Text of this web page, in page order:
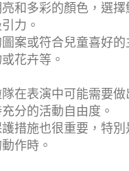
和多彩的顏色，選
力。
案或符合兒童喜好的
花卉等。
在表演中可能需要做
分的活動自由度。
措施也很重要，特別
作時。